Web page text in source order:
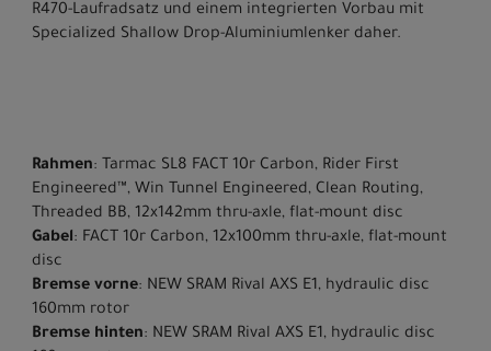
R470-Laufradsatz und einem integrierten Vorbau mit
Specialized Shallow Drop-Aluminiumlenker daher.
Rahmen: Tarmac SL8 FACT 10r Carbon, Rider First
Engineered™, Win Tunnel Engineered, Clean Routing,
Threaded BB, 12x142mm thru-axle, flat-mount disc
Gabel: FACT 10r Carbon, 12x100mm thru-axle, flat-mount
disc
Bremse vorne: NEW SRAM Rival AXS E1, hydraulic disc
160mm rotor
Bremse hinten: NEW SRAM Rival AXS E1, hydraulic disc